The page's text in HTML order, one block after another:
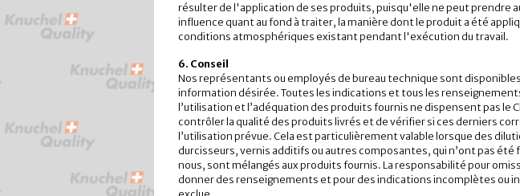
résulter de l'application de ses produits, puisqu'elle ne peut prendre
influence quant au fond à traiter, la manière dont le produit a été
conditions atmosphériques existant pendant l'exécution du travail.
6. Conseil
Nos représentants ou employés de bureau technique sont
information désirée. Toutes les indications et tous les
l’utilisation et l’adéquation des produits fournis ne dispensent pas le
contrôler la qualité des produits livrés et de vérifier si ces derniers
l’utilisation prévue. Cela est particulièrement valable lorsque des
durcisseurs, vernis additifs ou autres composantes, qui n’ont pas été
nous, sont mélangés aux produits fournis. La responsabilité pour
donner des renseignements et pour des indications incomplètes ou